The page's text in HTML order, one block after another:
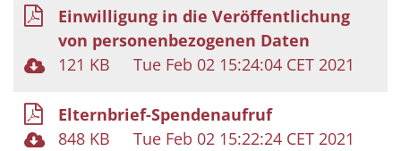
Einwilligung in die Veröffentlichung
von personenbezogenen Daten
121 KB
Tue Feb 02 15:24:04 CET 2021
Elternbrief-Spendenaufruf
848 KB
Tue Feb 02 15:22:24 CET 2021